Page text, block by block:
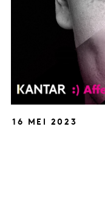
16 MEI 2023